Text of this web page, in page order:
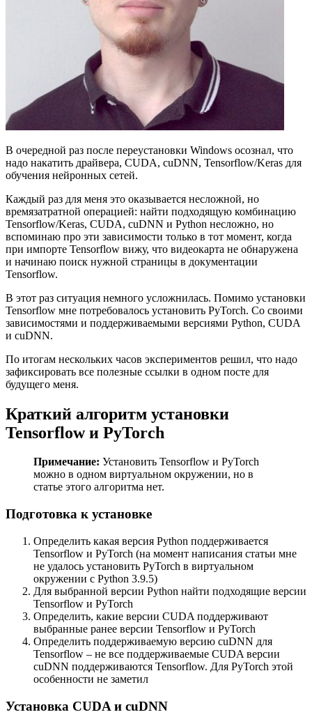
В очередной раз после переустановки Windows осознал, что
надо накатить драйвера, CUDA, cuDNN, Tensorflow/Keras для
обучения нейронных сетей.
Каждый раз для меня это оказывается несложной, но
времязатратной операцией: найти подходящую комбинацию
Tensorflow/Keras, CUDA, cuDNN и Python несложно, но
вспоминаю про эти зависимости только в тот момент, когда
при импорте Tensorflow вижу, что видеокарта не обнаружена
и начинаю поиск нужной страницы в документации
Tensorflow.
В этот раз ситуация немного усложнилась. Помимо установки
Tensorflow мне потребовалось установить PyTorch. Со своими
зависимостями и поддерживаемыми версиями Python, CUDA
и cuDNN.
По итогам нескольких часов экспериментов решил, что надо
зафиксировать все полезные ссылки в одном посте для
будущего меня.
Краткий алгоритм установки
Tensorflow и PyTorch
Примечание: Установить Tensorflow и PyTorch
можно в одном виртуальном окружении, но в
статье этого алгоритма нет.
Подготовка к установке
Определить какая версия Python поддерживается
Tensorflow и PyTorch (на момент написания статьи мне
не удалось установить PyTorch в виртуальном
окружении с Python 3.9.5)
Для выбранной версии Python найти подходящие версии
Tensorflow и PyTorch
Определить, какие версии CUDA поддерживают
выбранные ранее версии Tensorflow и PyTorch
Определить поддерживаемую версию cuDNN для
Tensorflow – не все поддерживаемые CUDA версии
cuDNN поддерживаются Tensorflow. Для PyTorch этой
особенности не заметил
Установка CUDA и cuDNN